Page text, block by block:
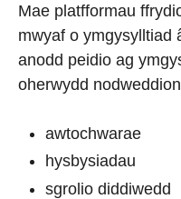
Mae platfformau
mwyaf o ymgysylltiad
anodd peidio ag
oherwydd
awtochwarae
hysbysiadau
sgrolio diddiwedd